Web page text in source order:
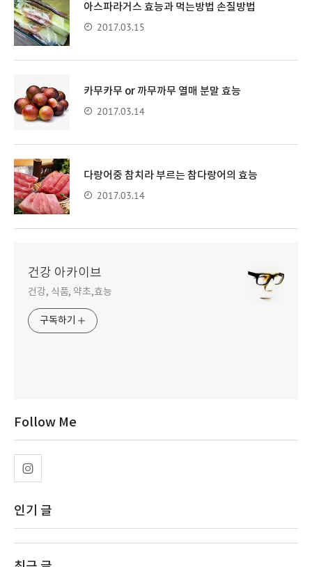
아스파라거스 효능과 먹는방법 손질방법
2017.03.15
카무카무 or 까무까무 열매 분말 효능
2017.03.14
다랑어중 참치라 부르는 참다랑어의 효능
2017.03.14
건강 아카이브
건강, 식품, 약초,효능
구독하기
Follow Me
인기 글